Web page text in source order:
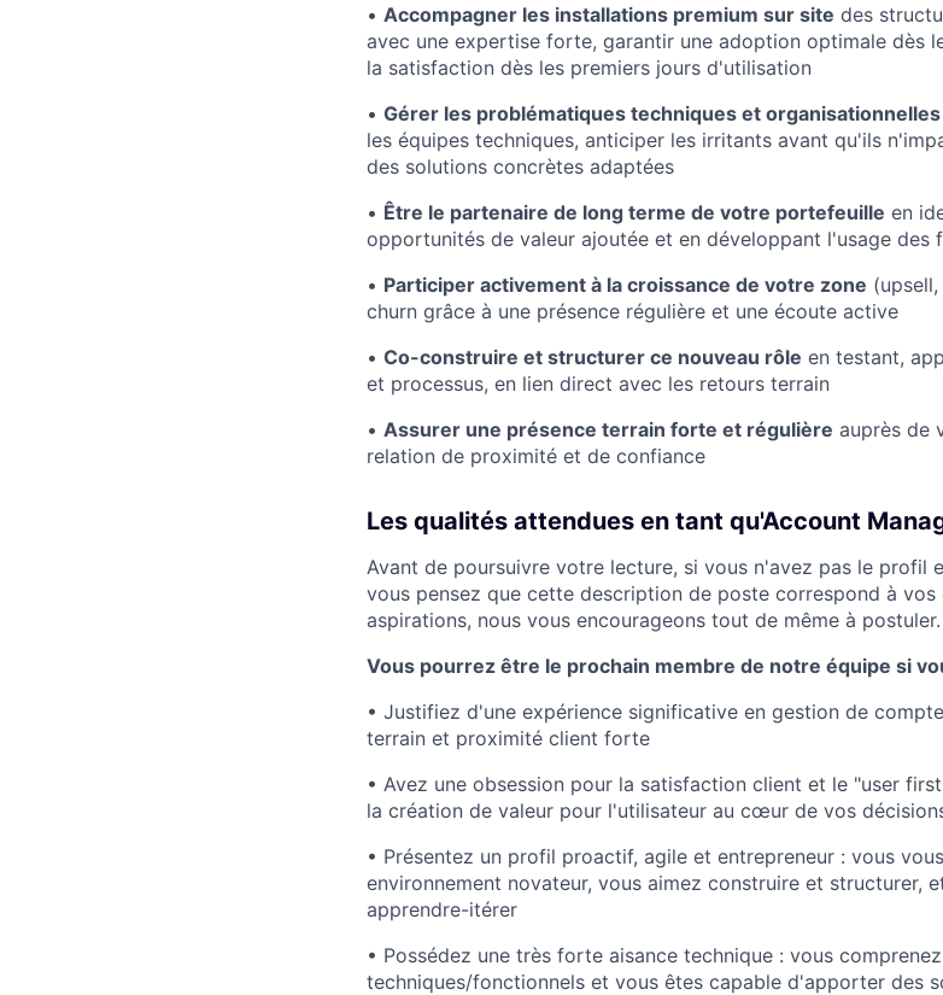
• Accompagner les installations premium sur site des
avec une expertise forte, garantir une adoption optimale dès
la satisfaction dès les premiers jours d'utilisation
• Gérer les problématiques techniques et
les équipes techniques, anticiper les irritants avant qu'ils
des solutions concrètes adaptées
• Être le partenaire de long terme de votre portefeuille en
opportunités de valeur ajoutée et en développant l'usage des
• Participer activement à la croissance de votre zone
churn grâce à une présence régulière et une écoute active
• Co-construire et structurer ce nouveau rôle en testant,
et processus, en lien direct avec les retours terrain
• Assurer une présence terrain forte et régulière auprès de
relation de proximité et de confiance
Les qualités attendues en tant qu'Account
Avant de poursuivre votre lecture, si vous n'avez pas le profil
vous pensez que cette description de poste correspond à
aspirations, nous vous encourageons tout de même à postuler.
Vous pourrez être le prochain membre de notre équipe si
• Justifiez d'une expérience significative en gestion de
terrain et proximité client forte
• Avez une obsession pour la satisfaction client et le "user
la création de valeur pour l'utilisateur au cœur de vos
• Présentez un profil proactif, agile et entrepreneur : vous
environnement novateur, vous aimez construire et structurer,
apprendre-itérer
• Possédez une très forte aisance technique : vous
techniques/fonctionnels et vous êtes capable d'apporter des